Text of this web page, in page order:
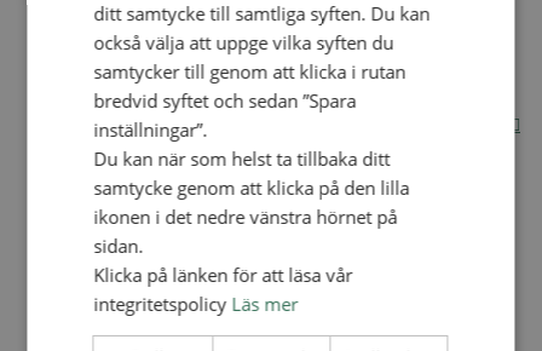
Internationella avdelningen
Utsända och arbeten
Engagera dig internationellt
Missionsinspiratörens verktygslåda
Entreprenörskap, företagande och Guds rike
Kontakt
Kalender
Lediga tjänster
SAU
VAD VI GÖR
UTBILDNING
ditt samtycke till samtliga syften. Du kan
också välja att uppge vilka syften du
samtycker till genom att klicka i rutan
bredvid syftet och sedan ”Spara
inställningar”.
Du kan när som helst ta tillbaka ditt
samtycke genom att klicka på den lilla
ikonen i det nedre vänstra hörnet på
sidan.
Klicka på länken för att läsa vår
integritetspolicy Läs mer